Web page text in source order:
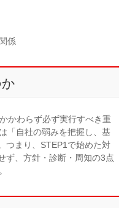
係
かわらず必ず実行すべき重
「自社の弱みを把握し、基
つまり、STEP1で始めた対
ず、方針・診断・周知の3点